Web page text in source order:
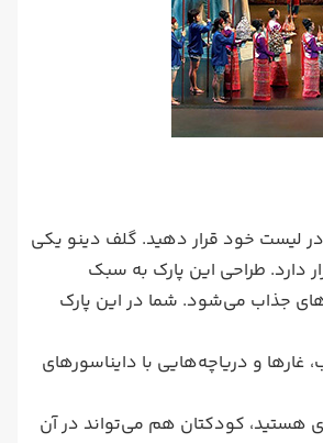
در لیست خود قرار دهید. گلف دینو یکی
دارد. طراحی این پارک به سبک
جذاب می‌شود. شما در این پارک
و دریاچه‌‌هایی با دایناسورهای
هستید، کودکتان هم می‌تواند در آن